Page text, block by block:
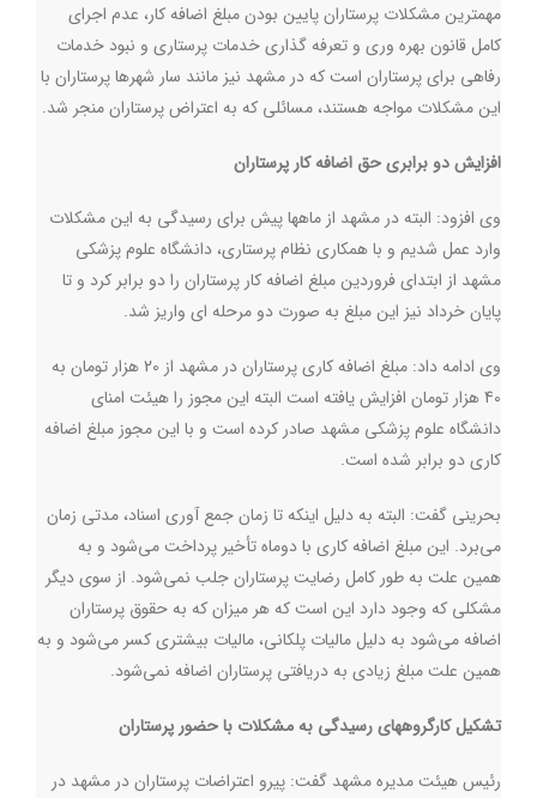
مهمترین مشکلات پرستاران پایین بودن مبلغ اضافه کار، عدم اجرای
کامل قانون بهره وری و تعرفه گذاری خدمات پرستاری و نبود خدمات
رفاهی برای پرستاران است که در مشهد نیز مانند سار شهرها پرستاران با
این مشکلات مواجه هستند، مسائلی که به اعتراض پرستاران منجر شد.
افزایش دو برابری حق اضافه کار پرستاران
وی افزود: البته در مشهد از ماهها پیش برای رسیدگی به این مشکلات
وارد عمل شدیم و با همکاری نظام پرستاری، دانشگاه علوم پزشکی
مشهد از ابتدای فروردین مبلغ اضافه کار پرستاران را دو برابر کرد و تا
پایان خرداد نیز این مبلغ به صورت دو مرحله ای واریز شد.
وی ادامه داد: مبلغ اضافه کاری پرستاران در مشهد از 20 هزار تومان به
40 هزار تومان افزایش یافته است البته این مجوز را هیئت امنای
دانشگاه علوم پزشکی مشهد صادر کرده است و با این مجوز مبلغ اضافه
کاری دو برابر شده است.
بحرینی گفت: البته به دلیل اینکه تا زمان جمع آوری اسناد، مدتی زمان
می‌برد. این مبلغ اضافه کاری با دوماه تأخیر پرداخت می‌شود و به
همین علت به طور کامل رضایت پرستاران جلب نمی‌شود. از سوی دیگر
مشکلی که وجود دارد این است که هر میزان که به حقوق پرستاران
اضافه می‌شود به دلیل مالیات پلکانی، مالیات بیشتری کسر می‌شود و به
همین علت مبلغ زیادی به دریافتی پرستاران اضافه نمی‌شود.
تشکیل کارگروههای رسیدگی به مشکلات با حضور پرستاران
رئیس هیئت مدیره مشهد گفت: پیرو اعتراضات پرستاران در مشهد در